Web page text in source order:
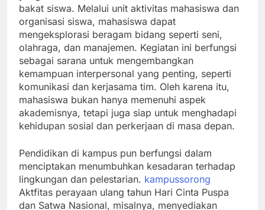
bakat siswa. Melalui unit aktivitas mahasiswa dan
organisasi siswa, mahasiswa dapat
mengeksplorasi beragam bidang seperti seni,
olahraga, dan manajemen. Kegiatan ini berfungsi
sebagai sarana untuk mengembangkan
kemampuan interpersonal yang penting, seperti
komunikasi dan kerjasama tim. Oleh karena itu,
mahasiswa bukan hanya memenuhi aspek
akademisnya, tetapi juga siap untuk menghadapi
kehidupan sosial dan perkerjaan di masa depan.
Pendidikan di kampus pun berfungsi dalam
menciptakan menumbuhkan kesadaran terhadap
lingkungan dan pelestarian. kampussorong
Aktfitas perayaan ulang tahun Hari Cinta Puspa
dan Satwa Nasional, misalnya, menyediakan